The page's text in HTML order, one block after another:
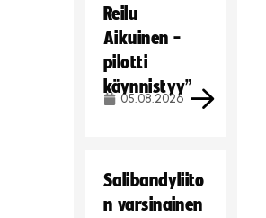
Reilu
Aikuinen -
pilotti
käynnistyy”
05.08.2026
Salibandyliito
n varsinainen